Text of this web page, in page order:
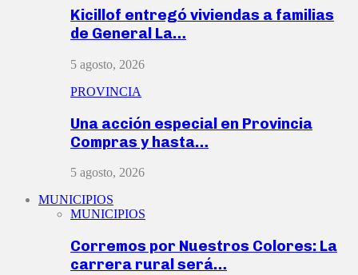
Kicillof entregó viviendas a familias
de General La…
5 agosto, 2026
PROVINCIA
Una acción especial en Provincia
Compras y hasta…
5 agosto, 2026
MUNICIPIOS
MUNICIPIOS
Corremos por Nuestros Colores: La
carrera rural será…